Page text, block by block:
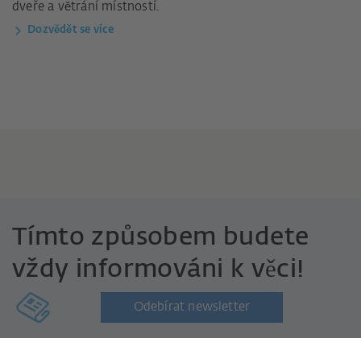
dveře a větrání místností.
Dozvědět se více
Tímto způsobem budete
vždy informováni k věci!
Odebírat newsletter